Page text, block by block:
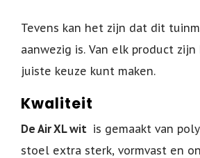
Tevens kan het zijn dat dit
aanwezig is. Van elk product zijn
juiste keuze kunt maken.
Kwaliteit
De Air XL wit is gemaakt van
stoel extra sterk, vormvast en